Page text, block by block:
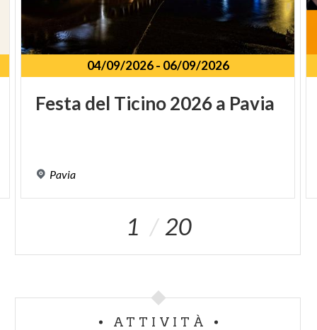
04/09/2026- 06/09/2026
Festa del Ticino2026a Pavia
Pavia
1 20
ATTIVITÀ